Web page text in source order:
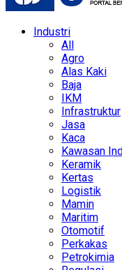
Industri
All
Agro
Alas Kaki
Baja
IKM
Infrastruktur
Jasa
Kaca
Kawasan
Keramik
Kertas
Logistik
Mamin
Maritim
Otomotif
Perkakas
Petrokimia